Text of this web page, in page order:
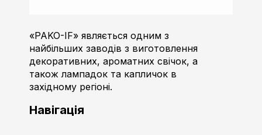
«PAKO-IF» являється одним з
найбільших заводів з виготовлення
декоративних, ароматних свічок, а
також лампадок та капличок в
західному регіоні.
Навігація